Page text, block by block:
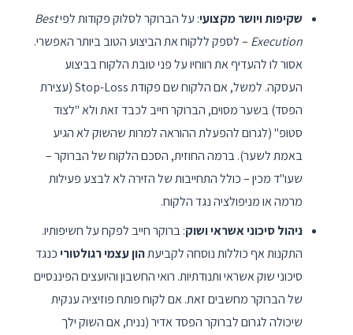
שקיפות ויושר מקצועי: על הברוקר לסלוק פקודות לפיBest
Execution – לספק ללקוח את הביצוע הטוב ביותר האפשרי.
אסור לו להעדיף את רווחיו על פני טובת הלקוח בביצוע
העסקה. למשל, אם הלקוח שם פקודת Stop-Loss (עצירת
הפסד) בשער מסוים, הברוקר חייב לכבד זאת ולא "לצוד
סטופ" (לגרום להפעלת ההוראה למרות שהשוק לא הגיע
באמת לשער). ברמה החוזית, הסכם הלקוח של הברוקר –
שעו"ד מכין – כולל התחייבות של הזירה לא לבצע פעילות
מרמה או מניפולציה נגד הלקוח.
ניהול סיכוני אשראי ושוק: ברוקר חייב לפקח על חשיפותיו.
התקנות אף כוללות נוסחה לקביעתהון עצמי רגולטוריכנגד
סיכוני שוק אשראי ותנודתיות. רואי החשבון והיועצים הפיננסיים
של הברוקר מחשבים זאת. אם לקוח פותח פוזיציה ענקית
שיכולה לגרום לברוקר הפסד אדיר (נניח, אם השוק ילך